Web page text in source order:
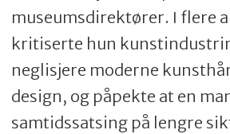
museumsdirektører. I flere
kritiserte hun
neglisjere moderne
design, og påpekte at en
samtidssatsing på lengre